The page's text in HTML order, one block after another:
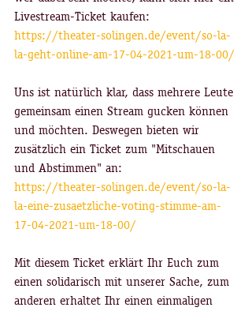
Livestream-Ticket kaufen:
https://theater-solingen.de/event/so-la-
la-geht-online-am-17-04-2021-um-18-00/
Uns ist natürlich klar, dass mehrere Leute
gemeinsam einen Stream gucken können
und möchten. Deswegen bieten wir
zusätzlich ein Ticket zum "Mitschauen
und Abstimmen" an:
https://theater-solingen.de/event/so-la-
la-eine-zusaetzliche-voting-stimme-am-
17-04-2021-um-18-00/
Mit diesem Ticket erklärt Ihr Euch zum
einen solidarisch mit unserer Sache, zum
anderen erhaltet Ihr einen einmaligen